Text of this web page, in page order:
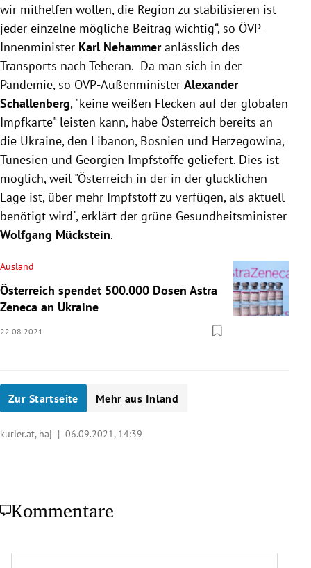
wir mithelfen wollen, die Region zu stabilisieren ist
jeder einzelne mögliche Beitrag wichtig“, so ÖVP-
Innenminister Karl Nehammeranlässlich des
Transports nach Teheran. Da man sich in der
Pandemie, so ÖVP-Außenminister Alexander
Schallenberg, "keine weißen Flecken auf der globalen
Impfkarte" leisten kann, habe Österreich bereits an
die Ukraine, den Libanon, Bosnien und Herzegowina,
Tunesien und Georgien Impfstoffe geliefert. Dies ist
möglich, weil "Österreich in der in der glücklichen
Lage ist, über mehr Impfstoff zu verfügen, als aktuell
benötigt wird", erklärt der grüne Gesundheitsminister
Wolfgang Mückstein.
Ausland
Österreich spendet 500.000 Dosen Astra
Zeneca an Ukraine
22.08.2021
Zur Startseite Mehr aus Inland
kurier.at, haj | 06.09.2021, 14:39
Kommentare